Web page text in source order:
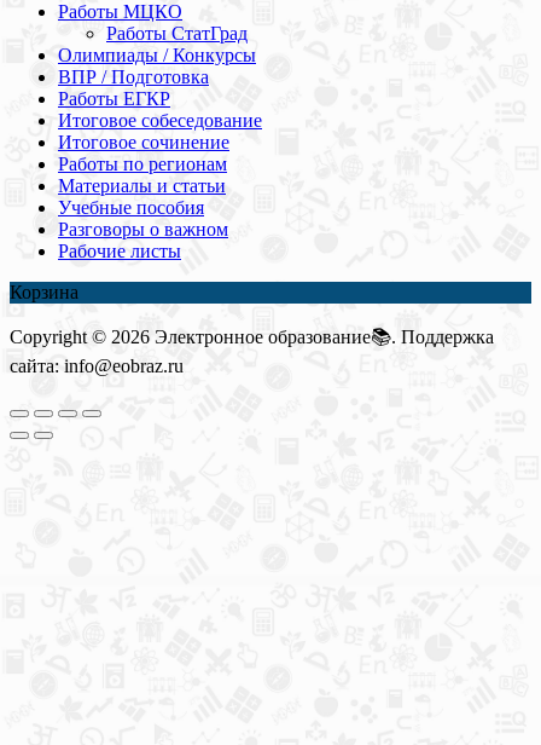
Работы МЦКО
Работы СтатГрад
Олимпиады / Конкурсы
ВПР / Подготовка
Работы ЕГКР
Итоговое собеседование
Итоговое сочинение
Работы по регионам
Материалы и статьи
Учебные пособия
Разговоры о важном
Рабочие листы
Корзина
Copyright © 2026 Электронное образование📚. Поддержка
сайта: info@eobraz.ru